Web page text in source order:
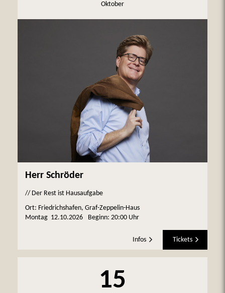
Oktober
Herr Schröder
// Der Rest ist Hausaufgabe
Ort: Friedrichshafen, Graf-Zeppelin-Haus
Montag 12.10.2026 Beginn: 20:00 Uhr
Infos Tickets
15